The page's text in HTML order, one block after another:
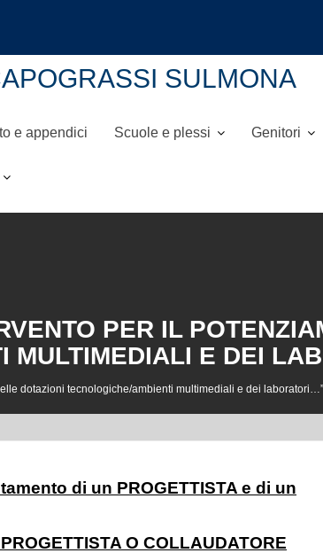
SULMONA
e appendici Scuole e plessi Genitori
PER IL
MULTIMEDIALI E DEI
dotazioni tecnologiche/ambienti multimediali e dei laboratori…”
di un PROGETTISTA e di un
O COLLAUDATORE